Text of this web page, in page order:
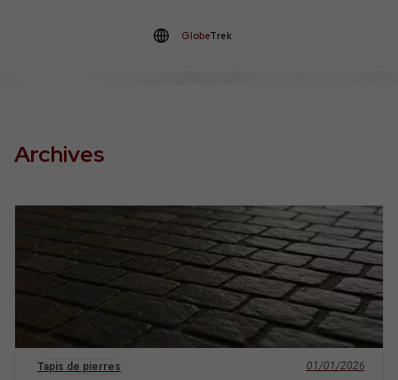
GlobeTrek
Archives
Tapis de pierres 01/01/2026